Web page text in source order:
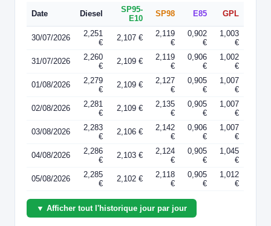
Date Diesel
SP95-
E10
SP98 E85 GPL
30/07/2026
2,251
€
2,107 €
2,119
€
0,902
€
1,003
€
31/07/2026
2,260
€
2,109 €
2,119
€
0,906
€
1,002
€
01/08/2026
2,279
€
2,109 €
2,127
€
0,905
€
1,007
€
02/08/2026
2,281
€
2,109 €
2,135
€
0,905
€
1,007
€
03/08/2026
2,283
€
2,106 €
2,142
€
0,906
€
1,007
€
04/08/2026
2,286
€
2,103 €
2,124
€
0,905
€
1,045
€
05/08/2026
2,285
€
2,102 €
2,118
€
0,905
€
1,012
€
▼ Afficher tout l'historique jour par jour